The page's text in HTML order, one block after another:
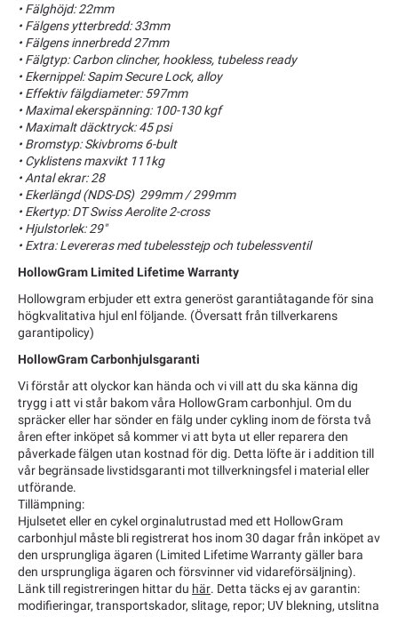
• Fälghöjd: 22mm
• Fälgens ytterbredd: 33mm
• Fälgens innerbredd 27mm
• Fälgtyp: Carbon clincher, hookless, tubeless ready
• Ekernippel: Sapim Secure Lock, alloy
• Effektiv fälgdiameter: 597mm
• Maximal ekerspänning: 100-130 kgf
• Maximalt däcktryck: 45 psi
• Bromstyp: Skivbroms 6-bult
• Cyklistens maxvikt 111kg
• Antal ekrar: 28
• Ekerlängd (NDS-DS) 299mm / 299mm
• Ekertyp: DT Swiss Aerolite 2-cross
• Hjulstorlek: 29"
• Extra: Levereras med tubelesstejp och tubelessventil
HollowGram Limited Lifetime Warranty
Hollowgram erbjuder ett extra generöst garantiåtagande för sina
högkvalitativa hjul enl följande. (Översatt från tillverkarens
garantipolicy)
HollowGram Carbonhjulsgaranti
Vi förstår att olyckor kan hända och vi vill att du ska känna dig
trygg i att vi står bakom våra HollowGram carbonhjul. Om du
spräcker eller har sönder en fälg under cykling inom de första två
åren efter inköpet så kommer vi att byta ut eller reparera den
påverkade fälgen utan kostnad för dig. Detta löfte är i addition till
vår begränsade livstidsgaranti mot tillverkningsfel i material eller
utförande.
Tillämpning:
Hjulsetet eller en cykel orginalutrustad med ett HollowGram
carbonhjul måste bli registrerat hos inom 30 dagar från inköpet av
den ursprungliga ägaren (Limited Lifetime Warranty gäller bara
den ursprungliga ägaren och försvinner vid vidareförsäljning).
Länk till registreringen hittar du här. Detta täcks ej av garantin:
modifieringar, transportskador, slitage, repor; UV blekning, utslitna